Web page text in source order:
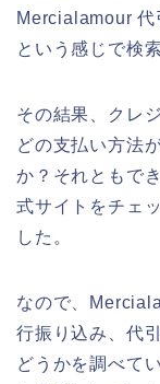
Mercialamour 代
という感じで検
その結果、クレ
どの支払い方法
か？それともで
式サイトをチェ
した。
なので、
行振り込み、代
どうかを調べて